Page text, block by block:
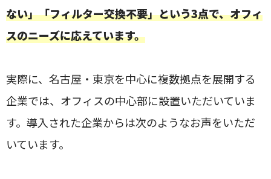
ない」「フィルター交換不要」という3点で、オフィ
スのニーズに応えています。
実際に、名古屋・東京を中心に複数拠点を展開する
企業では、オフィスの中心部に設置いただいていま
す。導入された企業からは次のようなお声をいただ
いています。